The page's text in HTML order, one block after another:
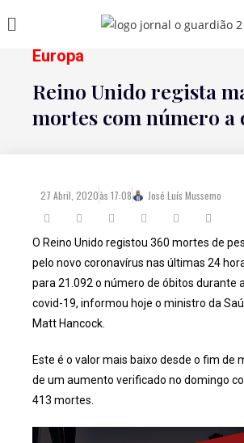
Europa
Reino Unido regista
mortes com número a
27 Abril, 2020às 17:08 José Luís Mussemo
O Reino Unido registou 360 mortes de
pelo novo coronavírus nas últimas 24
para 21.092 o número de óbitos durante
covid-19, informou hoje o ministro da
Matt Hancock.
Este é o valor mais baixo desde o fim de
de um aumento verificado no domingo
413 mortes.